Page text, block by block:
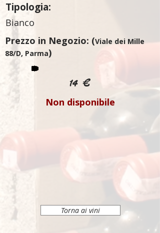
Tipologia:
Bianco
Prezzo in Negozio: (Viale dei Mille
88/D, Parma)
14 €
Non disponibile
Torna ai vini